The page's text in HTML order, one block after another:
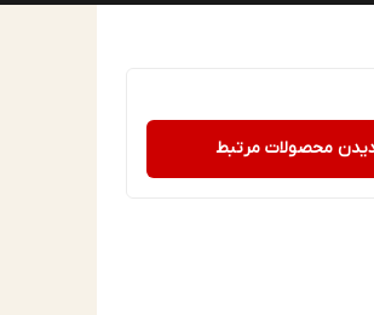
محصولات مرتبط